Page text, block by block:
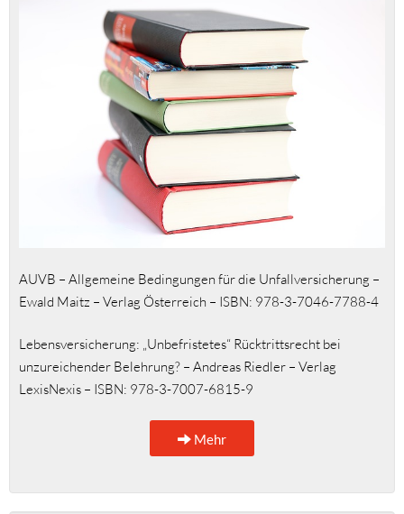
AUVB – Allgemeine Bedingungen für die Unfallversicherung –
Ewald Maitz – Verlag Österreich – ISBN: 978-3-7046-7788-4
Lebensversicherung: „Unbefristetes“ Rücktrittsrecht bei
unzureichender Belehrung? – Andreas Riedler – Verlag
LexisNexis – ISBN: 978-3-7007-6815-9
Mehr